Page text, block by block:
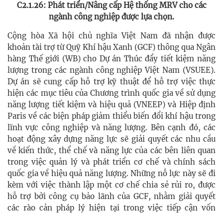
C2.1.26: Phát triển/Nâng cấp Hệ thống MRV cho các
ngành công nghiệp được lựa chọn.
Cộng hòa Xã hội chủ nghĩa Việt Nam đã nhận được
khoản tài trợ từ Quỹ Khí hậu Xanh (GCF) thông qua Ngân
hàng Thế giới (WB) cho Dự án Thúc đẩy tiết kiệm năng
lượng trong các ngành công nghiệp Việt Nam (VSUEE).
Dự án sẽ cung cấp hỗ trợ kỹ thuật để hỗ trợ việc thực
hiện các mục tiêu của Chương trình quốc gia về sử dụng
năng lượng tiết kiệm và hiệu quả (VNEEP) và Hiệp định
Paris về các biện pháp giảm thiểu biến đổi khí hậu trong
lĩnh vực công nghiệp và năng lượng. Bên cạnh đó, các
hoạt động xây dựng năng lực sẽ giải quyết các nhu cầu
về kiến ​​thức, thể chế và năng lực của các bên liên quan
trong việc quản lý và phát triển cơ chế và chính sách
quốc gia về hiệu quả năng lượng. Những nỗ lực này sẽ đi
kèm với việc thành lập một cơ chế chia sẻ rủi ro, được
hỗ trợ bởi công cụ bảo lãnh của GCF, nhằm giải quyết
các rào cản pháp lý hiện tại trong việc tiếp cận vốn